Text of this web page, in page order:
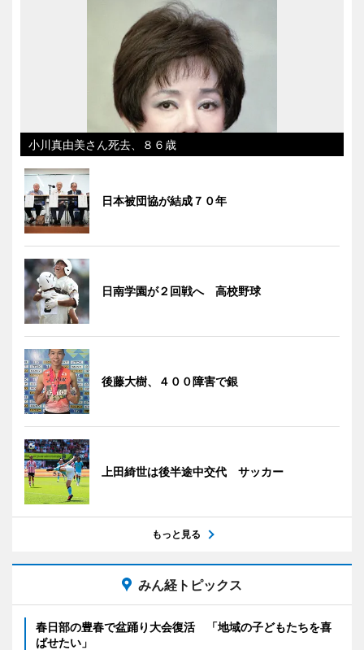
小川真由美さん死去、８６歳
日本被団協が結成７０年
日南学園が２回戦へ 高校野球
後藤大樹、４００障害で銀
上田綺世は後半途中交代 サッカー
もっと見る
みん経トピックス
春日部の豊春で盆踊り大会復活 「地域の子どもたちを喜
ばせたい」